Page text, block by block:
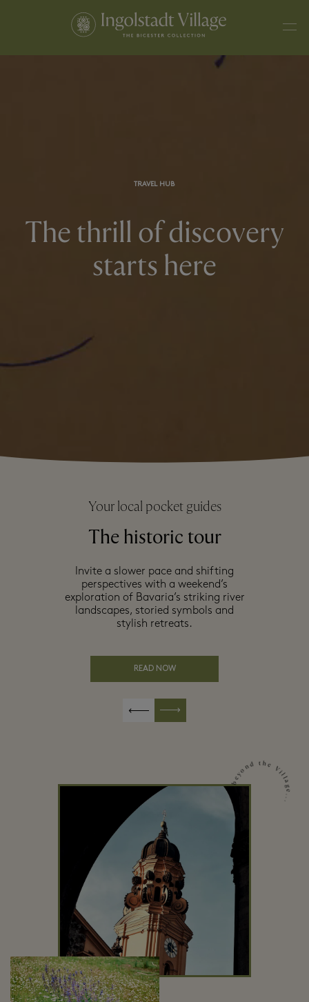
TRAVEL HUB
The thrill of discovery
starts here
Your local pocket guides
The historic tour
Invite a slower pace and shifting
perspectives with a weekend’s
exploration of Bavaria’s striking river
landscapes, storied symbols and
stylish retreats.
READ NOW
Venture beyond the Village...